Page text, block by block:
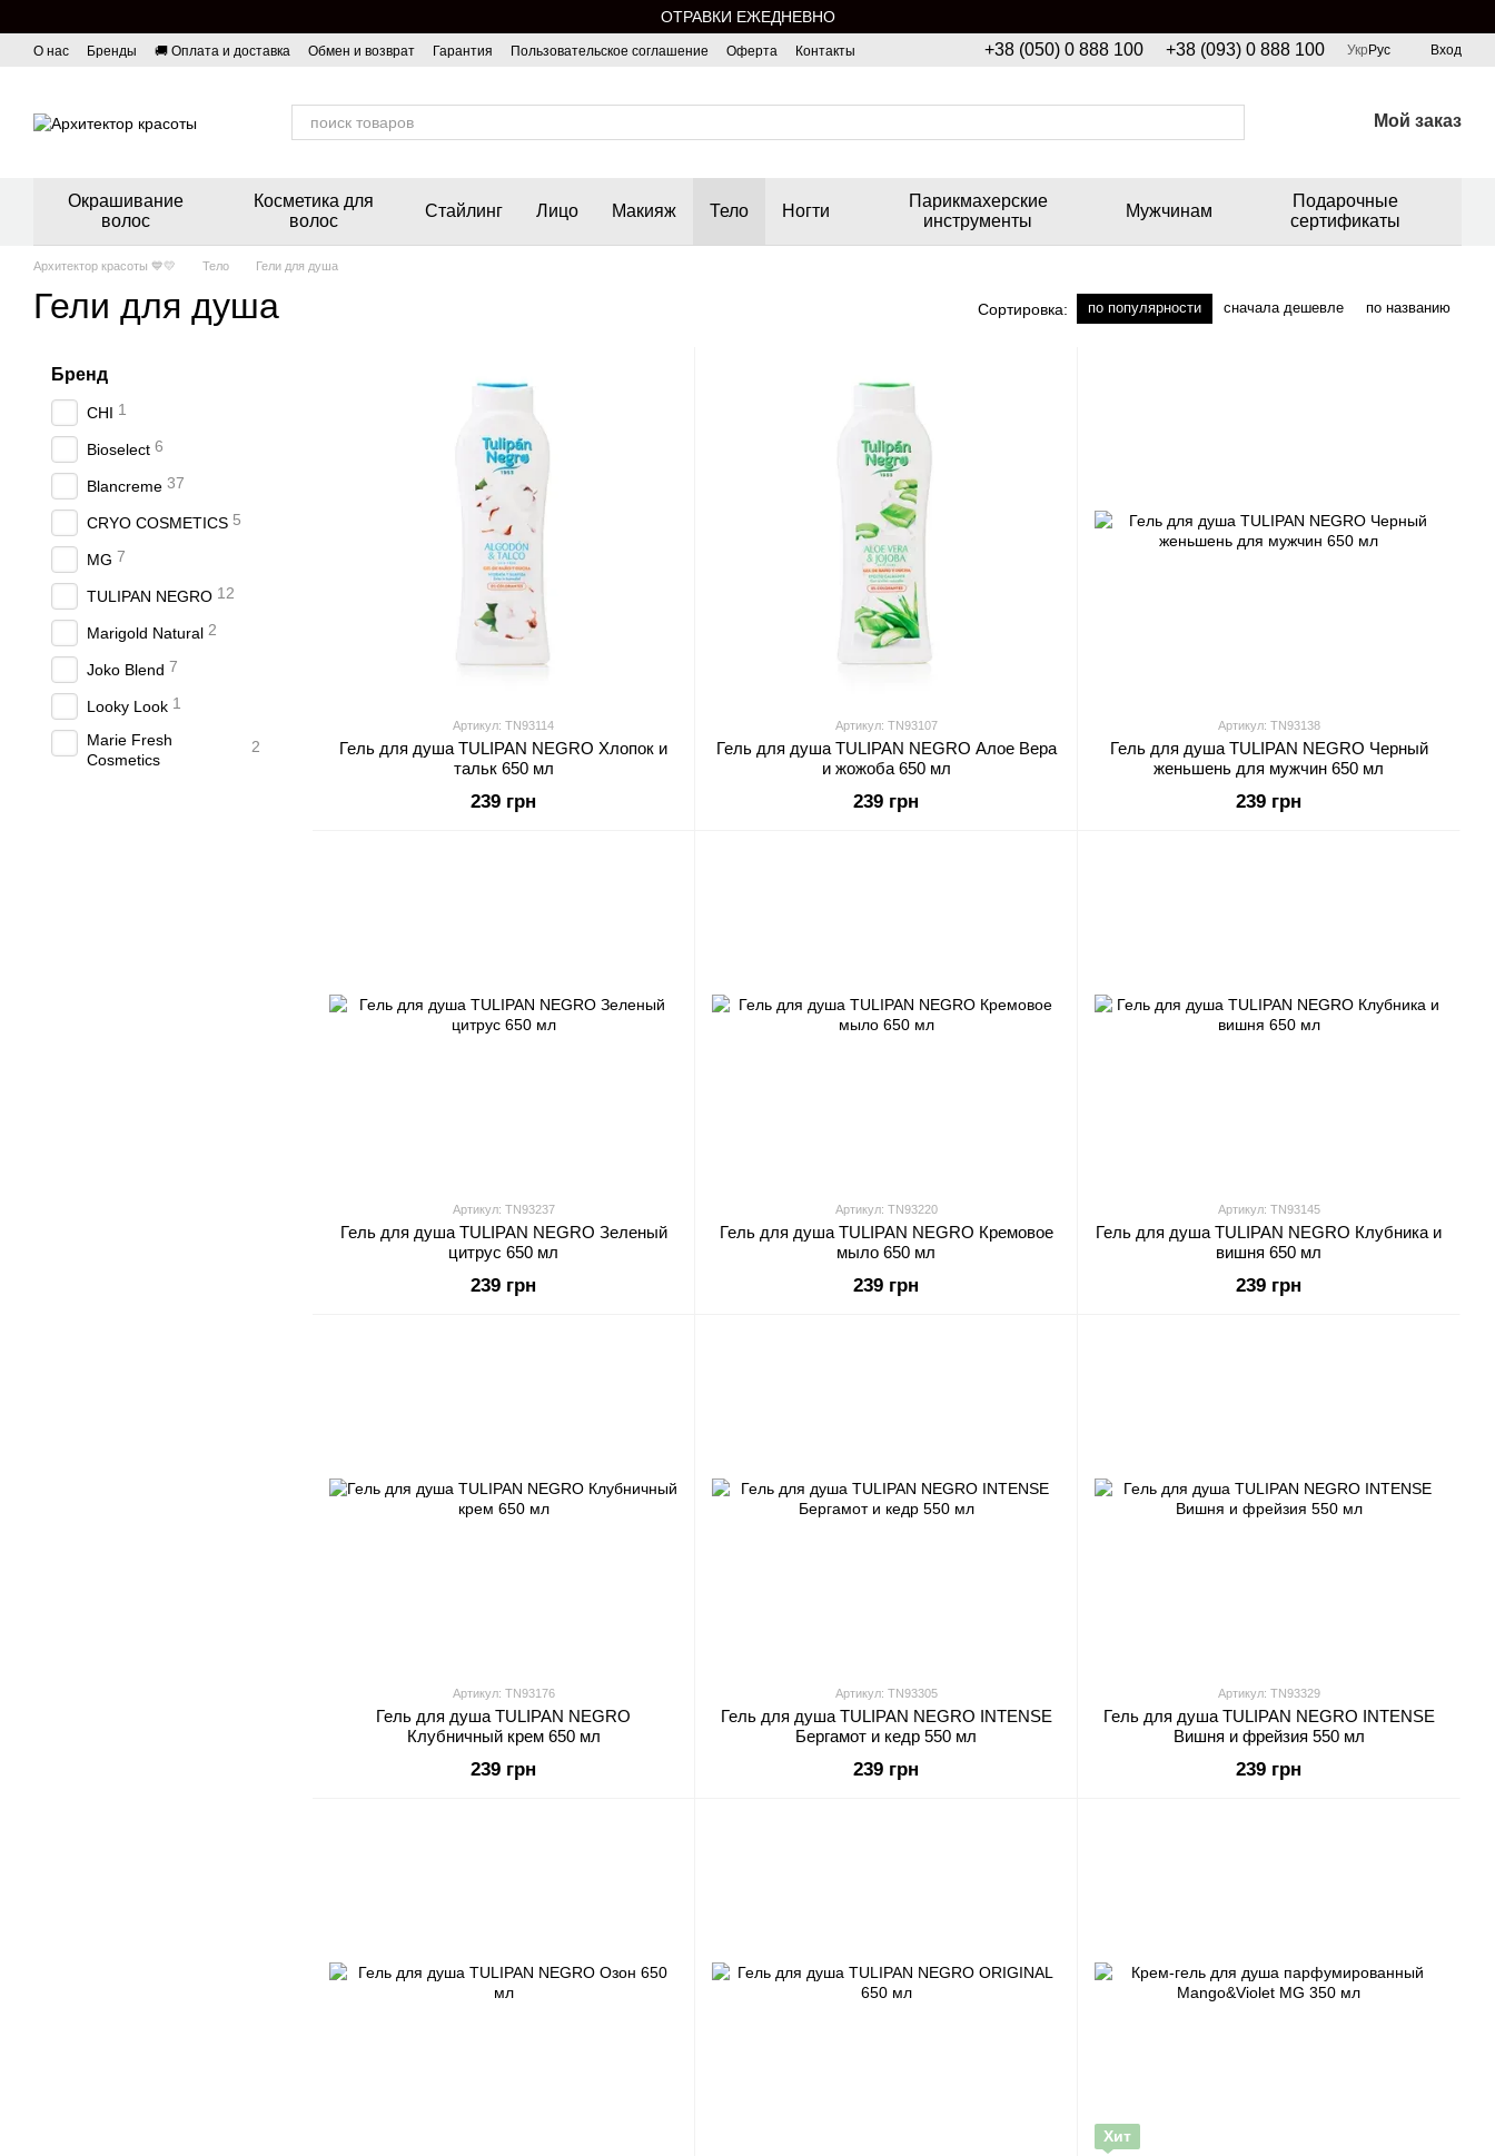
ОТРАВКИ ЕЖЕДНЕВНО
О нас Бренды 🚚 Оплата и доставка Обмен и возврат Гарантия Пользовательское соглашение Оферта Контакты +38 (050) 0 888 100 +38 (093) 0 888 100 Укр Рус Вход
Мой заказ
Окрашивание
волос
Косметика для
волос
Стайлинг Лицо Макияж Тело Ногти
Парикмахерские
инструменты
Мужчинам
Подарочные
сертификаты
Архитектор красоты 💙💛 Тело Гели для душа
Гели для душа Сортировка: по популярности сначала дешевле по названию
Артикул: TN93114
Гель для душа TULIPAN NEGRO Хлопок и
тальк 650 мл
239 грн
Артикул: TN93107
Гель для душа TULIPAN NEGRO Алое Вера
и жожоба 650 мл
239 грн
Артикул: TN93138
Гель для душа TULIPAN NEGRO Черный
женьшень для мужчин 650 мл
239 грн
Артикул: TN93237
Гель для душа TULIPAN NEGRO Зеленый
цитрус 650 мл
239 грн
Артикул: TN93220
Гель для душа TULIPAN NEGRO Кремовое
мыло 650 мл
239 грн
Артикул: TN93145
Гель для душа TULIPAN NEGRO Клубника и
вишня 650 мл
239 грн
Артикул: TN93176
Гель для душа TULIPAN NEGRO
Клубничный крем 650 мл
239 грн
Артикул: TN93305
Гель для душа TULIPAN NEGRO INTENSE
Бергамот и кедр 550 мл
239 грн
Артикул: TN93329
Гель для душа TULIPAN NEGRO INTENSE
Вишня и фрейзия 550 мл
239 грн
Хит
Бренд
CHI 1
Bioselect 6
Blancreme 37
CRYO COSMETICS 5
MG 7
TULIPAN NEGRO 12
Marigold Natural 2
Joko Blend 7
Looky Look 1
Marie Fresh
Cosmetics
2